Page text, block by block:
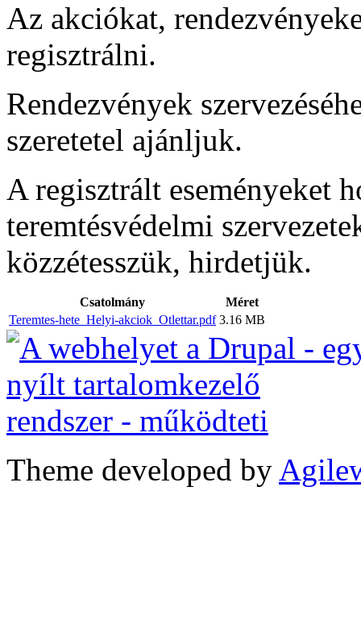
Az akciókat,
regisztrálni.
Rendezvények
szeretetel ajánljuk.
A regisztrált eseményeket
teremtésvédelmi
közzétesszük, hirdetjük.
Csatolmány
Méret
Teremtes-hete_Helyi-akciok_Otlettar.pdf 3.16 MB
Theme developed by